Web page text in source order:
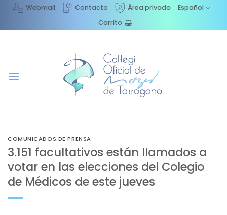
Saltar
contenido
Webmail Contacto Área privada
Español
Carrito
COMUNICADOS DE PRENSA
3.151 facultativos están llamados a
votar en las elecciones del Colegio
de Médicos de este jueves